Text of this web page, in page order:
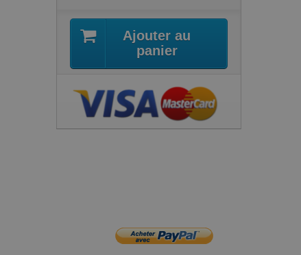
Ajouter au
panier